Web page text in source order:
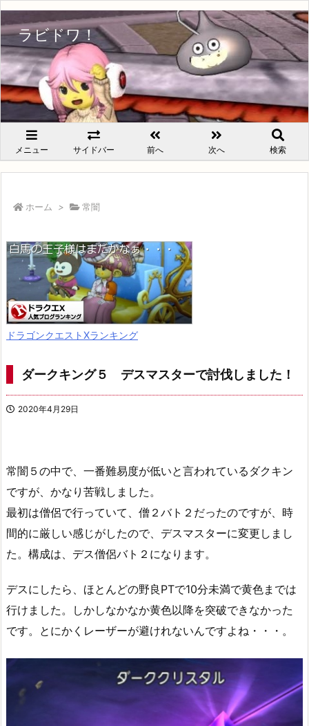
ラビドワ！
メニュー サイドバー 前へ 次へ 検索
ホーム > 常闇
ドラゴンクエストXランキング
ダークキング５ デスマスターで討伐しました！
2020年4月29日
常闇５の中で、一番難易度が低いと言われているダクキン
ですが、かなり苦戦しました。
最初は僧侶で行っていて、僧２バト２だったのですが、時
間的に厳しい感じがしたので、デスマスターに変更しまし
た。構成は、デス僧侶バト２になります。
デスにしたら、ほとんどの野良PTで10分未満で黄色までは
行けました。しかしなかなか黄色以降を突破できなかった
です。とにかくレーザーが避けれないんですよね・・・。